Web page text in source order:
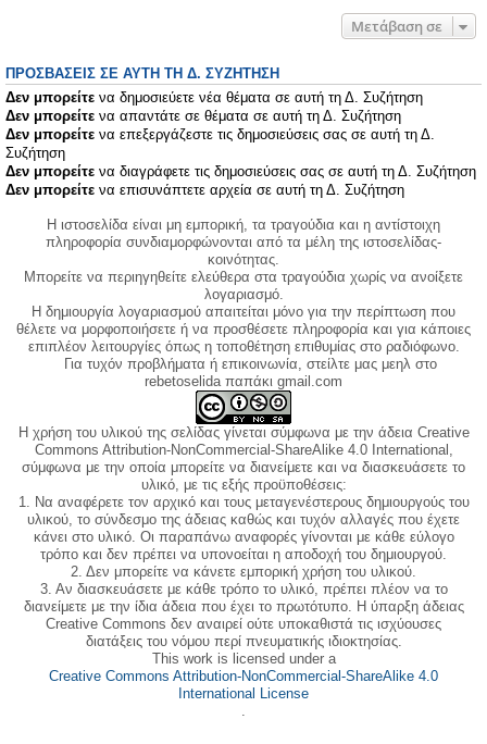
Μετάβαση σε
ΠΡΟΣΒΆΣΕΙΣ ΣΕ ΑΥΤΉ ΤΗ Δ. ΣΥΖΉΤΗΣΗ
Δεν μπορείτε να δημοσιεύετε νέα θέματα σε αυτή τη Δ. Συζήτηση
Δεν μπορείτε να απαντάτε σε θέματα σε αυτή τη Δ. Συζήτηση
Δεν μπορείτε να επεξεργάζεστε τις δημοσιεύσεις σας σε αυτή τη Δ.
Συζήτηση
Δεν μπορείτε να διαγράφετε τις δημοσιεύσεις σας σε αυτή τη Δ. Συζήτηση
Δεν μπορείτε να επισυνάπτετε αρχεία σε αυτή τη Δ. Συζήτηση
Η ιστοσελίδα είναι μη εμπορική, τα τραγούδια και η αντίστοιχη
πληροφορία συνδιαμορφώνονται από τα μέλη της ιστοσελίδας-
κοινότητας.
Μπορείτε να περιηγηθείτε ελεύθερα στα τραγούδια χωρίς να ανοίξετε
λογαριασμό.
Η δημιουργία λογαριασμού απαιτείται μόνο για την περίπτωση που
θέλετε να μορφοποιήσετε ή να προσθέσετε πληροφορία και για κάποιες
επιπλέον λειτουργίες όπως η τοποθέτηση επιθυμίας στο ραδιόφωνο.
Για τυχόν προβλήματα ή επικοινωνία, στείλτε μας μεηλ στο
rebetoselida παπάκι gmail.com
Η χρήση του υλικού της σελίδας γίνεται σύμφωνα με την άδεια Creative
Commons Attribution-NonCommercial-ShareAlike 4.0 International,
σύμφωνα με την οποία μπορείτε να διανείμετε και να διασκευάσετε το
υλικό, με τις εξής προϋποθέσεις:
1. Να αναφέρετε τον αρχικό και τους μεταγενέστερους δημιουργούς του
υλικού, το σύνδεσμο της άδειας καθώς και τυχόν αλλαγές που έχετε
κάνει στο υλικό. Οι παραπάνω αναφορές γίνονται με κάθε εύλογο
τρόπο και δεν πρέπει να υπονοείται η αποδοχή του δημιουργού.
2. Δεν μπορείτε να κάνετε εμπορική χρήση του υλικού.
3. Αν διασκευάσετε με κάθε τρόπο το υλικό, πρέπει πλέον να το
διανείμετε με την ίδια άδεια που έχει το πρωτότυπο. Η ύπαρξη άδειας
Creative Commons δεν αναιρεί ούτε υποκαθιστά τις ισχύουσες
διατάξεις του νόμου περί πνευματικής ιδιοκτησίας.
This work is licensed under a
Creative Commons Attribution-NonCommercial-ShareAlike 4.0
International License
.